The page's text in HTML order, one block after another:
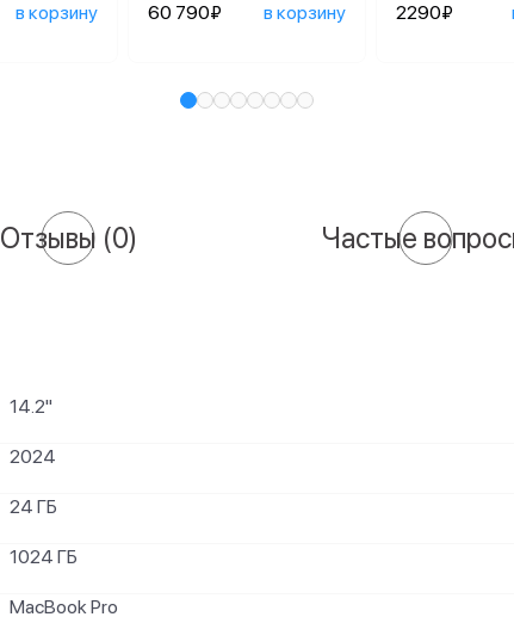
в корзину 60 790₽ в корзину
2290₽
Отзывы (0) Частые
14.2"
2024
24 ГБ
1024 ГБ
MacBook Pro